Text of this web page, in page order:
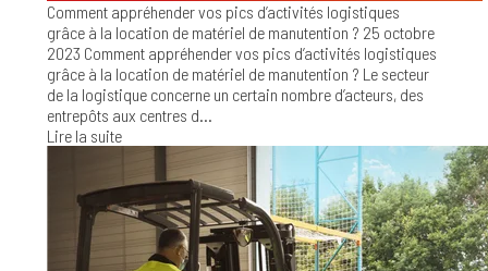
Comment appréhender vos pics d’activités logistiques
grâce à la location de matériel de manutention ? 25 octobre
2023 Comment appréhender vos pics d’activités logistiques
grâce à la location de matériel de manutention ? Le secteur
de la logistique concerne un certain nombre d’acteurs, des
entrepôts aux centres d...
Lire la suite